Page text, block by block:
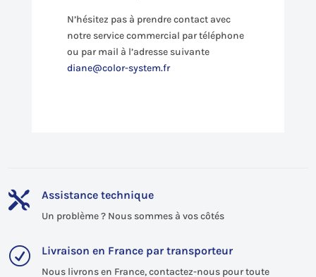
N’hésitez pas à prendre contact avec
notre service commercial par téléphone
ou par mail à l’adresse suivante
diane@color-system.fr
 Assistance technique
Un problème ? Nous sommes à vos côtés
R Livraison en France par transporteur
Nous livrons en France, contactez-nous pour toute